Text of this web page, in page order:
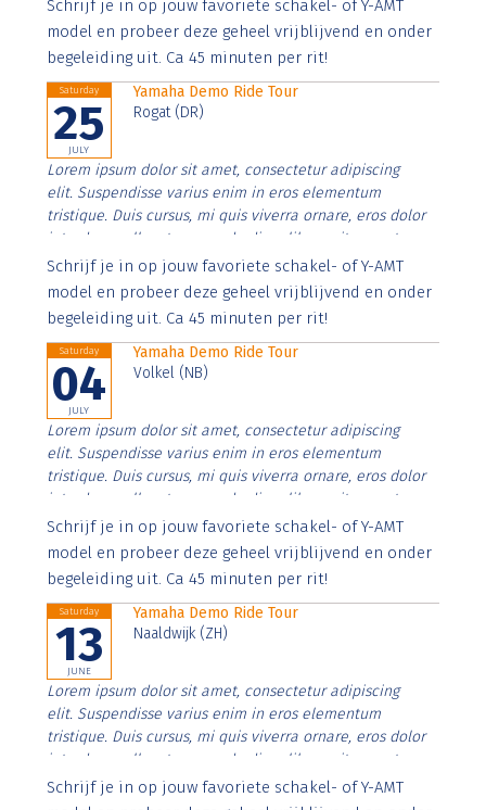
imperdiet. Nunc ut sem vitae risus tristique posuere.
Schrijf je in op jouw favoriete schakel- of Y-AMT
model en probeer deze geheel vrijblijvend en onder
begeleiding uit. Ca 45 minuten per rit!
Saturday
25
JULY
Yamaha Demo Ride Tour
Rogat (DR)
Lorem ipsum dolor sit amet, consectetur adipiscing
elit. Suspendisse varius enim in eros elementum
tristique. Duis cursus, mi quis viverra ornare, eros dolor
interdum nulla, ut commodo diam libero vitae erat.
Aenean faucibus nibh et justo cursus id rutrum lorem
imperdiet. Nunc ut sem vitae risus tristique posuere.
Schrijf je in op jouw favoriete schakel- of Y-AMT
model en probeer deze geheel vrijblijvend en onder
begeleiding uit. Ca 45 minuten per rit!
Saturday
04
JULY
Yamaha Demo Ride Tour
Volkel (NB)
Lorem ipsum dolor sit amet, consectetur adipiscing
elit. Suspendisse varius enim in eros elementum
tristique. Duis cursus, mi quis viverra ornare, eros dolor
interdum nulla, ut commodo diam libero vitae erat.
Aenean faucibus nibh et justo cursus id rutrum lorem
imperdiet. Nunc ut sem vitae risus tristique posuere.
Schrijf je in op jouw favoriete schakel- of Y-AMT
model en probeer deze geheel vrijblijvend en onder
begeleiding uit. Ca 45 minuten per rit!
Saturday
13
JUNE
Yamaha Demo Ride Tour
Naaldwijk (ZH)
Lorem ipsum dolor sit amet, consectetur adipiscing
elit. Suspendisse varius enim in eros elementum
tristique. Duis cursus, mi quis viverra ornare, eros dolor
interdum nulla, ut commodo diam libero vitae erat.
Aenean faucibus nibh et justo cursus id rutrum lorem
imperdiet. Nunc ut sem vitae risus tristique posuere.
Schrijf je in op jouw favoriete schakel- of Y-AMT